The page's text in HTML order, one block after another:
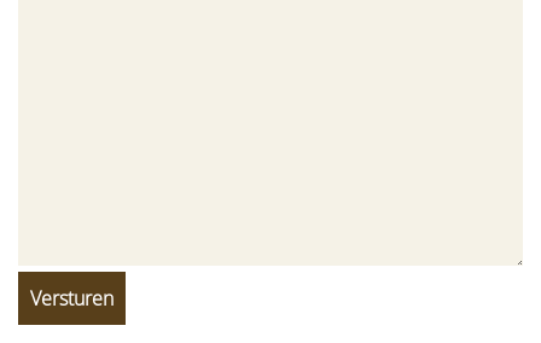
Versturen